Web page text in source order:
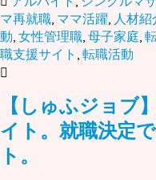
マ再就職, ママ活躍, 人材紹
動, 女性管理職, 母子家庭,
職支援サイト , 転職活動
【しゅふジョブ
イト。就職決定
ト。